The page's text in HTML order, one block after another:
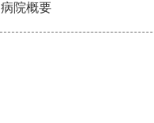
病院概要